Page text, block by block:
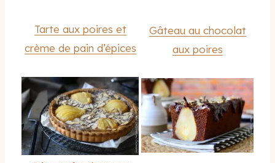
Tarte aux poires et
crème de pain d’épices
Gâteau au chocolat
aux poires